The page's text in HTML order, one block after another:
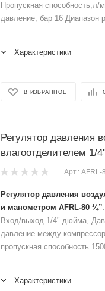
Пропускная
давление, бар 16 Диапазон
Характеристики
В ИЗБРАННОЕ
Регулятор давления
влагоотделителем
Арт.: AFRL-
Регулятор давления
и манометром AFRL-80 ¼”
Вход/выход 1/4" дюйма,
давление между
пропускная способность
Характеристики